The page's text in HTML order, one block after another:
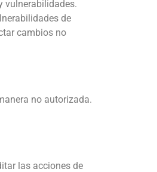
vulnerabilidades.
de
cambios no
no autorizada.
las acciones de